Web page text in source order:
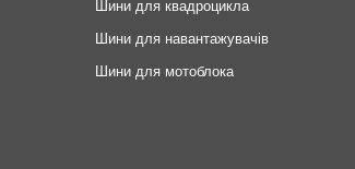
Шини для квадроцикла
Шини для навантажувачів
Шини для мотоблока